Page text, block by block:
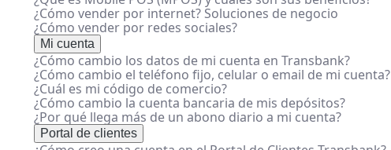
¿Cómo vender por internet? Soluciones de negocio
¿Cómo vender por redes sociales?
Mi cuenta
¿Cómo cambio los datos de mi cuenta en Transbank?
¿Cómo cambio el teléfono fijo, celular o email de mi cuenta?
¿Cuál es mi código de comercio?
¿Cómo cambio la cuenta bancaria de mis depósitos?
¿Por qué llega más de un abono diario a mi cuenta?
Portal de clientes